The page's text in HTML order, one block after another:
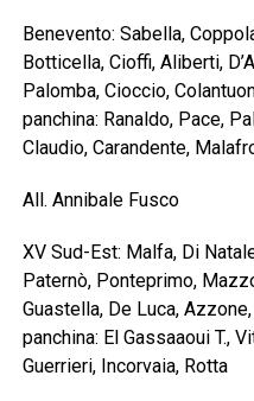
Benevento: Sabella,
Botticella, Cioffi, Aliberti,
Palomba, Cioccio,
panchina: Ranaldo, Pace,
Claudio, Carandente,
All. Annibale Fusco
XV Sud-Est: Malfa, Di
Paternò, Ponteprimo,
Guastella, De Luca,
panchina: El Gassaaoui T.,
Guerrieri, Incorvaia, Rotta